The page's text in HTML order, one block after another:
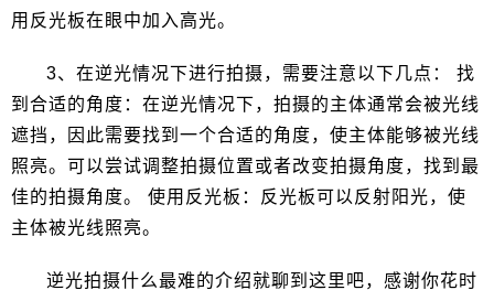
用反光板在眼中加入高光。
3、在逆光情况下进行拍摄，需要注意以下几点： 找
到合适的角度：在逆光情况下，拍摄的主体通常会被光线
遮挡，因此需要找到一个合适的角度，使主体能够被光线
照亮。可以尝试调整拍摄位置或者改变拍摄角度，找到最
佳的拍摄角度。 使用反光板：反光板可以反射阳光，使
主体被光线照亮。
逆光拍摄什么最难的介绍就聊到这里吧，感谢你花时